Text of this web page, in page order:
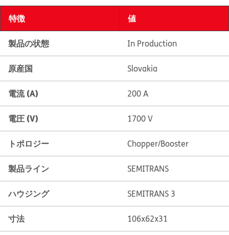
特徴 値
製品の状態 In Production
原産国 Slovakia
電流 (A) 200 A
電圧 (V) 1700 V
トポロジー Chopper/Booster
製品ライン SEMITRANS
ハウジング SEMITRANS 3
寸法 106x62x31